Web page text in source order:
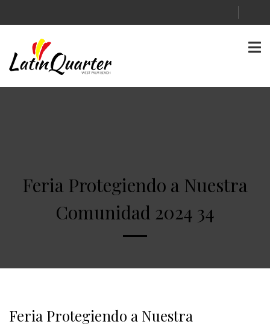
Feria Protegiendo a Nuestra
Comunidad 2024 34
Feria Protegiendo a Nuestra